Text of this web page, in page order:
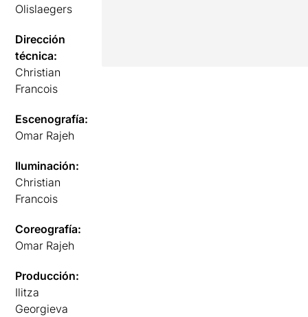
Olislaegers
Dirección
técnica:
Christian
Francois
Escenografía:
Omar Rajeh
Iluminación:
Christian
Francois
Coreografía:
Omar Rajeh
Producción:
Ilitza
Georgieva